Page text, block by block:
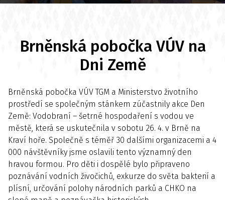
Brněnská pobočka VÚV na
Dni Země
Brněnská pobočka VÚV TGM a Ministerstvo životního
prostředí se společným stánkem zúčastnily akce Den
Země: Vodobraní – šetrné hospodaření s vodou ve
městě, která se uskutečnila v sobotu 26. 4. v Brně na
Kraví hoře. Společně s téměř 30 dalšími organizacemi a 4
000 návštěvníky jsme oslavili tento významný den
hravou formou. Pro děti i dospělé bylo připraveno
poznávání vodních živočichů, exkurze do světa bakterií a
plísní, určování polohy národních parků a CHKO na